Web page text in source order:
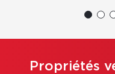
Propriétés